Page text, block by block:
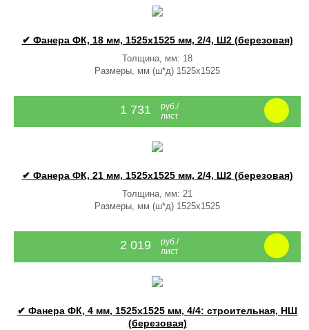
✔ Фанера ФК, 18 мм, 1525x1525 мм, 2/4, Ш2 (березовая)
Толщина, мм: 18
Размеры, мм (ш*д) 1525x1525
1 731
руб./
лист
✔ Фанера ФК, 21 мм, 1525x1525 мм, 2/4, Ш2 (березовая)
Толщина, мм: 21
Размеры, мм (ш*д) 1525x1525
2 019
руб./
лист
✔ Фанера ФК, 4 мм, 1525x1525 мм, 4/4: строительная, НШ
(березовая)